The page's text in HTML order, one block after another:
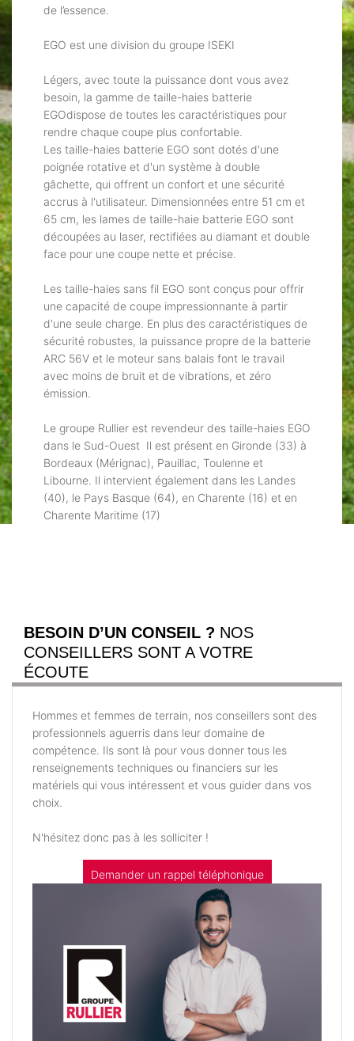
de l’essence.
EGO est une division du groupe ISEKI
Légers, avec toute la puissance dont vous avez
besoin, la gamme de taille-haies batterie
EGOdispose de toutes les caractéristiques pour
rendre chaque coupe plus confortable.
Les taille-haies batterie EGO sont dotés d'une
poignée rotative et d'un système à double
gâchette, qui offrent un confort et une sécurité
accrus à l'utilisateur. Dimensionnées entre 51 cm et
65 cm, les lames de taille-haie batterie EGO sont
découpées au laser, rectifiées au diamant et double
face pour une coupe nette et précise.
Les taille-haies sans fil EGO sont conçus pour offrir
une capacité de coupe impressionnante à partir
d'une seule charge. En plus des caractéristiques de
sécurité robustes, la puissance propre de la batterie
ARC 56V et le moteur sans balais font le travail
avec moins de bruit et de vibrations, et zéro
émission.
Le groupe Rullier est revendeur des taille-haies EGO
dans le Sud-Ouest Il est présent en Gironde (33) à
Bordeaux (Mérignac), Pauillac, Toulenne et
Libourne. Il intervient également dans les Landes
(40), le Pays Basque (64), en Charente (16) et en
Charente Maritime (17)
BESOIN D’UN CONSEIL ? NOS
CONSEILLERS SONT A VOTRE
ÉCOUTE
Hommes et femmes de terrain, nos conseillers sont des
professionnels aguerris dans leur domaine de
compétence. Ils sont là pour vous donner tous les
renseignements techniques ou financiers sur les
matériels qui vous intéressent et vous guider dans vos
choix.
N'hésitez donc pas à les solliciter !
Demander un rappel téléphonique